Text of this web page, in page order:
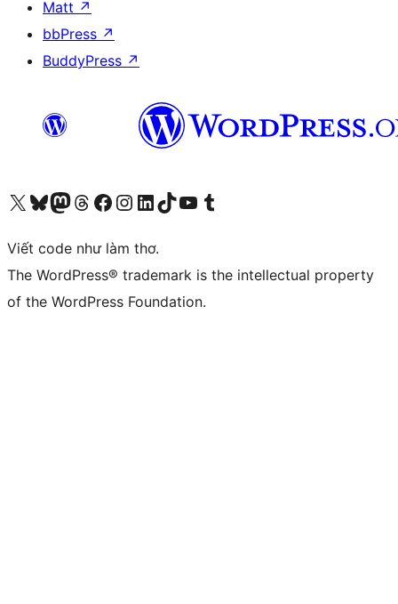
Matt ↗
bbPress ↗
BuddyPress ↗
Truy cập tài khoản X (trước đây là Twitter) của chúng tôiVisit our Bluesky account
Visit our Mastodon account
Visit our Threads account
Xem trang Facebook của chúng tôiTruy cập tài khoản Instagram của chúng tôiTruy cập tài khoản LinkedIn của chúng tôiVisit our TikTok account
Truy cập kênh YouTube của chúng tôi Visit our Tumblr account
Viết code như làm thơ.
The WordPress® trademark is the intellectual property
of the WordPress Foundation.